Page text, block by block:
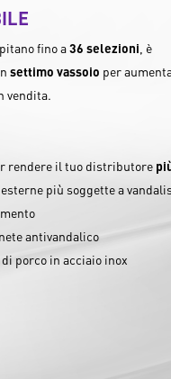
fino a36 selezioni , è
settimo vassoio per
vendita.
rendere il tuo distributore
più soggette a
antivandalico
porco in acciaio inox